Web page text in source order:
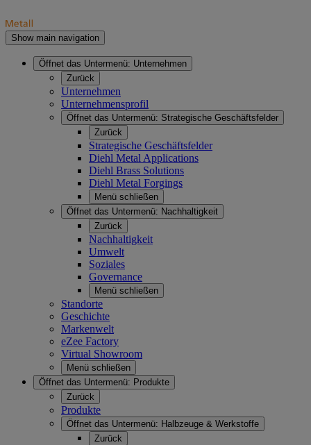
Show main navigation
Öffnet das Untermenü: Unternehmen
Zurück
Unternehmen
Unternehmensprofil
Öffnet das Untermenü: Strategische Geschäftsfelder
Zurück
Strategische Geschäftsfelder
Diehl Metal Applications
Diehl Brass Solutions
Diehl Metal Forgings
Menü schließen
Öffnet das Untermenü: Nachhaltigkeit
Zurück
Nachhaltigkeit
Umwelt
Soziales
Governance
Menü schließen
Standorte
Geschichte
Markenwelt
eZee Factory
Virtual Showroom
Menü schließen
Öffnet das Untermenü: Produkte
Zurück
Produkte
Öffnet das Untermenü: Halbzeuge & Werkstoffe
Zurück